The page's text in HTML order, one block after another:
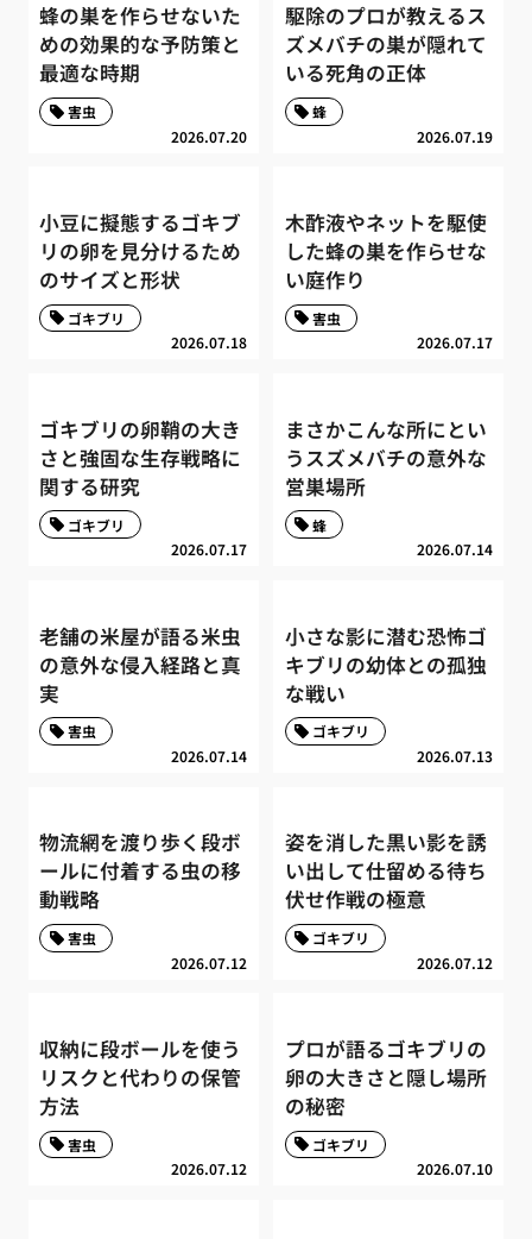
蜂の巣を作らせないた
めの効果的な予防策と
最適な時期
2026.07.20
害虫
駆除のプロが教えるス
ズメバチの巣が隠れて
いる死角の正体
2026.07.19
蜂
小豆に擬態するゴキブ
リの卵を見分けるため
のサイズと形状
2026.07.18
ゴキブリ
木酢液やネットを駆使
した蜂の巣を作らせな
い庭作り
2026.07.17
害虫
ゴキブリの卵鞘の大き
さと強固な生存戦略に
関する研究
2026.07.17
ゴキブリ
まさかこんな所にとい
うスズメバチの意外な
営巣場所
2026.07.14
蜂
老舗の米屋が語る米虫
の意外な侵入経路と真
実
2026.07.14
害虫
小さな影に潜む恐怖ゴ
キブリの幼体との孤独
な戦い
2026.07.13
ゴキブリ
物流網を渡り歩く段ボ
ールに付着する虫の移
動戦略
2026.07.12
害虫
姿を消した黒い影を誘
い出して仕留める待ち
伏せ作戦の極意
2026.07.12
ゴキブリ
収納に段ボールを使う
リスクと代わりの保管
方法
2026.07.12
害虫
プロが語るゴキブリの
卵の大きさと隠し場所
の秘密
2026.07.10
ゴキブリ